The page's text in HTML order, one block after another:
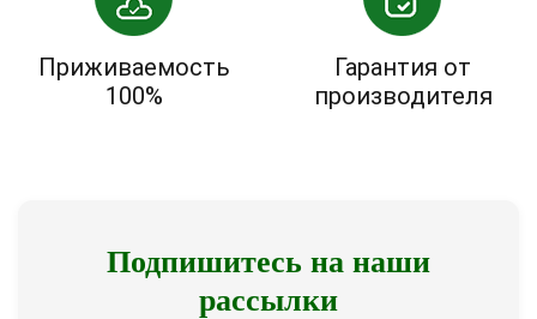
Приживаемость
100%
Гарантия от
производителя
Подпишитесь на наши
рассылки